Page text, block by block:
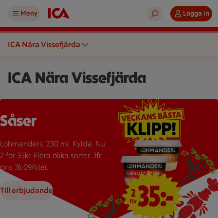
Meny Logga in
ICA Nära Vissefjärda
ICA Nära Vissefjärda
Två burkar Lohmanders sås med texten "2 för 35:-" som
Såser
Lohmanders. 230 ml. Kylda. Nu
2 för 35kr. Flera olika sorter. Jfr
pris 76:09/liter.
Till erbjudande